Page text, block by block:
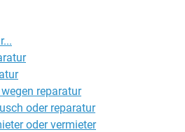
reparatur
oder reparatur
oder vermieter